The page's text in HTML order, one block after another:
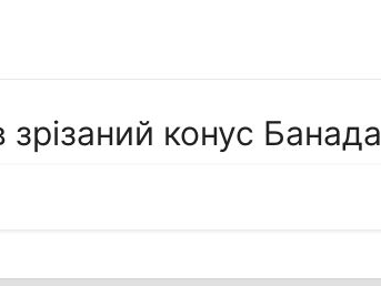
конус Банада